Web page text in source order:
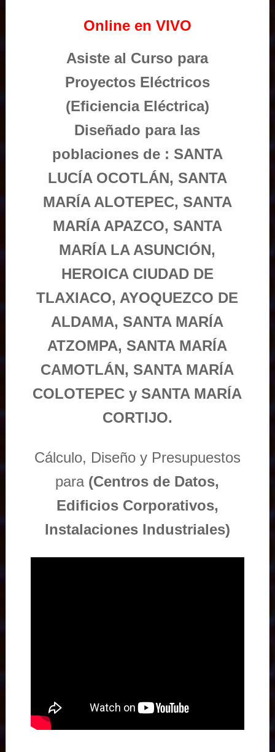
Online en VIVO
Asiste al Curso para
Proyectos Eléctricos
(Eficiencia Eléctrica)
Diseñado para las
poblaciones de : SANTA
LUCÍA OCOTLÁN, SANTA
MARÍA ALOTEPEC, SANTA
MARÍA APAZCO, SANTA
MARÍA LA ASUNCIÓN,
HEROICA CIUDAD DE
TLAXIACO, AYOQUEZCO DE
ALDAMA, SANTA MARÍA
ATZOMPA, SANTA MARÍA
CAMOTLÁN, SANTA MARÍA
COLOTEPEC y SANTA MARÍA
CORTIJO.
Cálculo, Diseño y Presupuestos
para (Centros de Datos,
Edificios Corporativos,
Instalaciones Industriales)